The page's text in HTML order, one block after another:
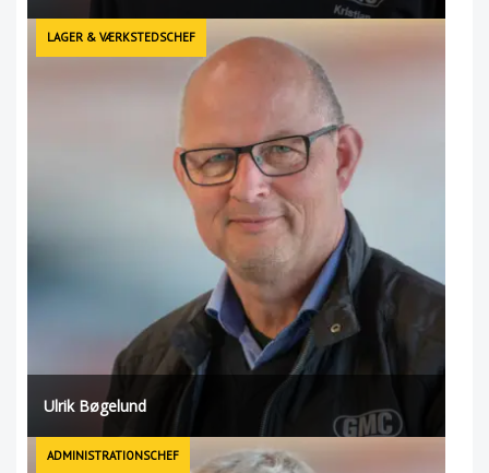
LAGER & VÆRKSTEDSCHEF
Ulrik Bøgelund
ADMINISTRATIONSCHEF